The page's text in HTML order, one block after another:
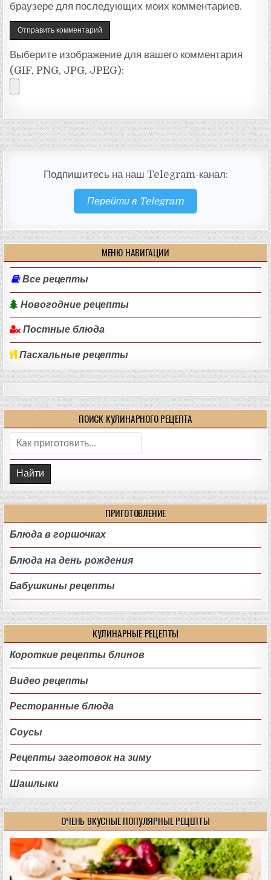
браузере для последующих моих комментариев.
Выберите изображение для вашего комментария
(GIF, PNG, JPG, JPEG):
Подпишитесь на наш Telegram-канал:
Перейти в Telegram
МЕНЮ НАВИГАЦИИ
Все рецепты
Новогодние рецепты
Постные блюда
Пасхальные рецепты
ПОИСК КУЛИНАРНОГО РЕЦЕПТА
Поиск:
ПРИГОТОВЛЕНИЕ
Блюда в горшочках
Блюда на день рождения
Бабушкины рецепты
КУЛИНАРНЫЕ РЕЦЕПТЫ
Короткие рецепты блинов
Видео рецепты
Ресторанные блюда
Соусы
Рецепты заготовок на зиму
Шашлыки
ОЧЕНЬ ВКУСНЫЕ ПОПУЛЯРНЫЕ РЕЦЕПТЫ